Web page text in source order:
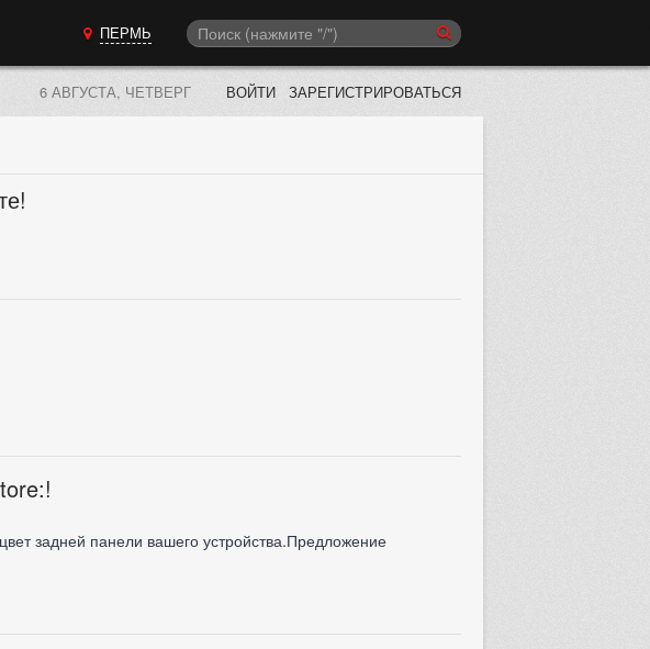
ПЕРМЬ
6 АВГУСТА, ЧЕТВЕРГ ВОЙТИ ЗАРЕГИСТРИРОВАТЬСЯ
задней панели вашего устройства.Предложение